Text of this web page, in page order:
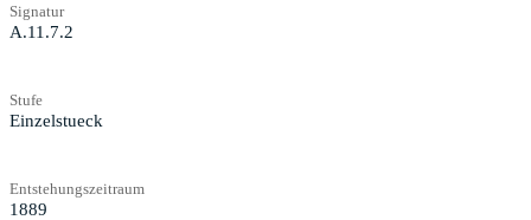
Signatur
A.11.7.2
Stufe
Einzelstueck
Entstehungszeitraum
1889